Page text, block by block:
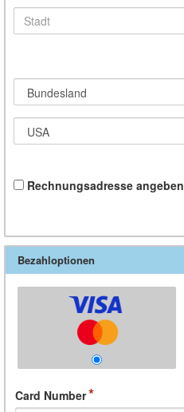
Rechnungsadresse angeben
Bezahloptionen
Card Number